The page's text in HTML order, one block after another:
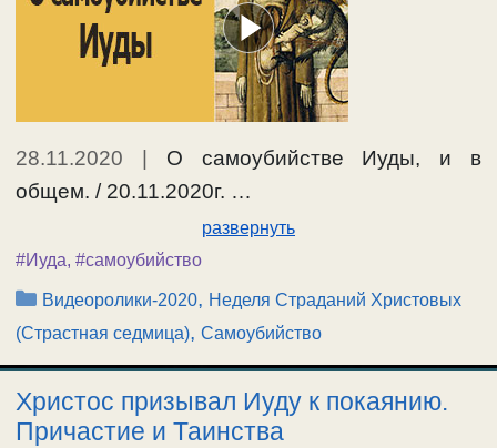
28.11.2020
О самоубийстве Иуды, и в
общем. / 20.11.2020г. …
развернуть
#Иуда, #самоубийство
Рубрики
Видеоролики-2020, Неделя Страданий Христовых
(Страстная седмица), Самоубийство
Христос призывал Иуду к покаянию.
Причастие и Таинства